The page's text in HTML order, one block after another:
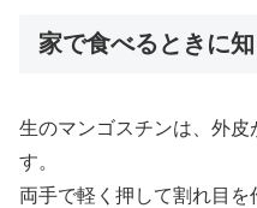
家で食べるときに
生のマンゴスチンは、外
す。
両手で軽く押して割れ目